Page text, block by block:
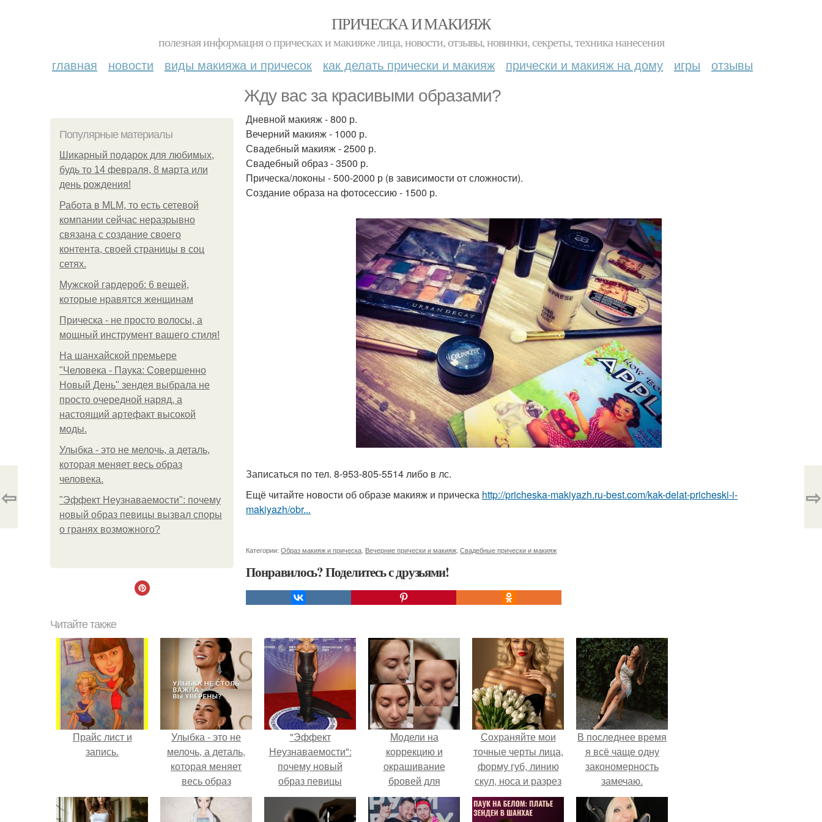
ПРИЧЕСКА И МАКИЯЖ
полезная информация о прическах и макияже лица, новости, отзывы, новинки, секреты, техника нанесения
главная новости виды макияжа и причесок как делать прически и макияж прически и макияж на дому игры отзывы
Жду вас за красивыми образами?
Популярные материалы
Шикарный подарок для любимых,
будь то 14 февраля, 8 марта или
день рождения!
Работа в MLM, то есть сетевой
компании сейчас неразрывно
связана с создание своего
контента, своей страницы в соц
сетях.
Мужской гардероб: 6 вещей,
которые нравятся женщинам
Прическа - не просто волосы, а
мощный инструмент вашего стиля!
На шанхайской премьере
"Человека - Паука: Совершенно
Новый День" зендея выбрала не
просто очередной наряд, а
настоящий артефакт высокой
моды.
Улыбка - это не мелочь, а деталь,
которая меняет весь образ
человека.
"Эффект Неузнаваемости": почему
новый образ певицы вызвал споры
о гранях возможного?
Дневной макияж - 800 р.
Вечерний макияж - 1000 р.
Свадебный макияж - 2500 р.
Свадебный образ - 3500 р.
Прическа/локоны - 500-2000 р (в зависимости от сложности).
Создание образа на фотосессию - 1500 р.
Записаться по тел. 8-953-805-5514 либо в лс.
Ещё читайте новости об образе макияж и прическа http://pricheska-makiyazh.ru-best.com/kak-delat-pricheski-i-
makiyazh/obr...
Категории: Образ макияж и прическа Вечерние прически и макияж Свадебные прически и макияж
Понравилось? Поделитесь с друзьями!
⇦ ⇨
Читайте также
Прайс лист и
запись.
Улыбка - это не
мелочь, а деталь,
которая меняет
весь образ
человека.
"Эффект
Неузнаваемости":
почему новый
образ певицы
вызвал споры о
гранях
Модели на
коррекцию и
окрашивание
бровей для
пополнения
портфолио нужны!
Сохраняйте мои
точные черты лица,
форму губ, линию
скул, носа и разрез
глаз.
В последнее время
я всё чаще одну
закономерность
замечаю.